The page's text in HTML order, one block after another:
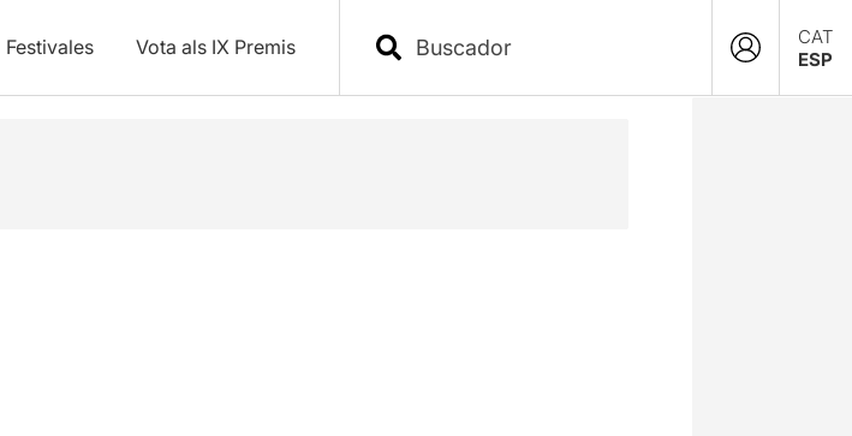
Festivales Vota als IX Premis
CAT
ESP